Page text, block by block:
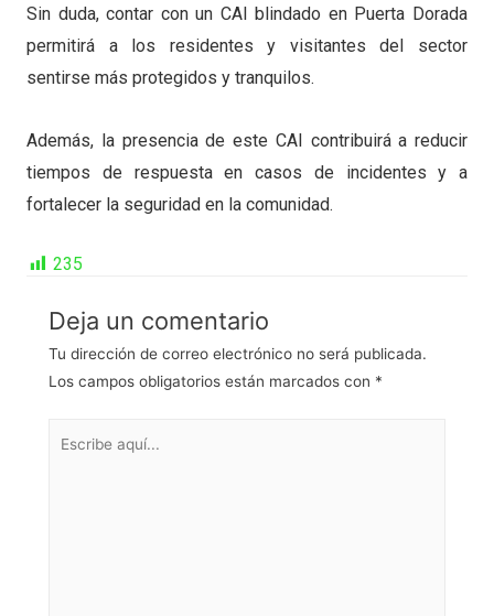
Sin duda, contar con un CAI blindado en Puerta Dorada
permitirá a los residentes y visitantes del sector
sentirse más protegidos y tranquilos.
Además, la presencia de este CAI contribuirá a reducir
tiempos de respuesta en casos de incidentes y a
fortalecer la seguridad en la comunidad.
235
Deja un comentario
Tu dirección de correo electrónico no será publicada.
Los campos obligatorios están marcados con *